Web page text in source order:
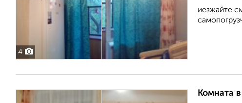
4
иезжайте
Комната